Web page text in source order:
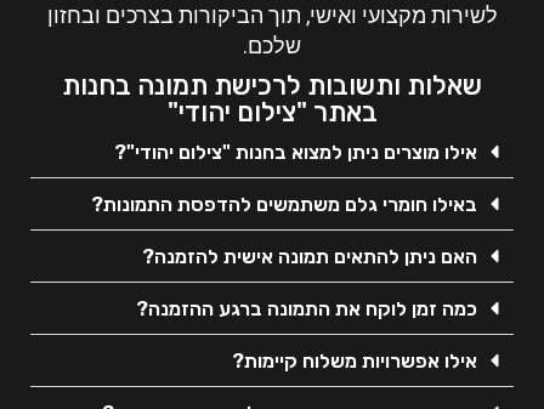
לשירות מקצועי ואישי, תוך הביקורות בצרכים ובחזון
שלכם.
שאלות ותשובות לרכישת תמונה בחנות
באתר "צילום יהודי"
אילו מוצרים ניתן למצוא בחנות "צילום יהודי"?
באילו חומרי גלם משתמשים להדפסת התמונות?
האם ניתן להתאים תמונה אישית להזמנה?
כמה זמן לוקח את התמונה ברגע ההזמנה?
אילו אפשרויות משלוח קיימות?